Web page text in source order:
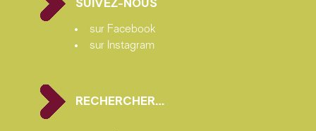
SUIVEZ-NOUS
sur Facebook
sur Instagram
RECHERCHER…